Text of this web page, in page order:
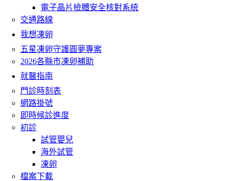
電子晶片檢體安全核對系統
交通路線
我想凍卵
五星凍卵守護圓夢專案
2026各縣市凍卵補助
就醫指南
門診時刻表
網路掛號
即時候診進度
初診
試管嬰兒
海外試管
凍卵
檔案下載